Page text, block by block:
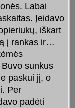
Labai
Įeidavo
iškart
į rankas ir…
sunkus
paskui jį, o
Per
padėti